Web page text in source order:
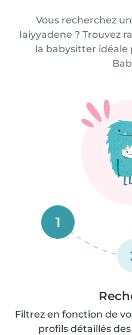
Vous recherchez
Iaiyyadene ? Trouvez
la babysitter idéale
1
Filtrez en fonction de
profils détaillés